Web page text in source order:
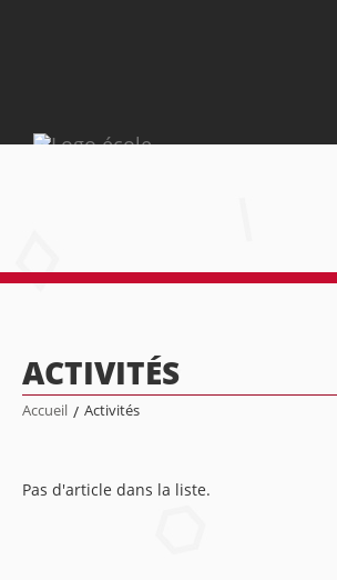
ACTIVITÉS
Accueil / Activités
Pas d'article dans la liste.